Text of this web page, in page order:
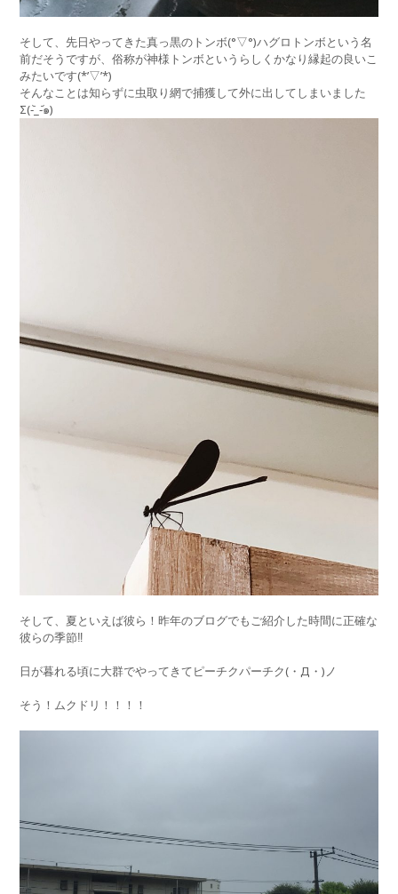
そして、先日やってきた真っ黒のトンボ(°▽°)ハグロトンボという名
前だそうですが、俗称が神様トンボというらしくかなり縁起の良いこ
みたいです(*’▽’*)
そんなことは知らずに虫取り網で捕獲して外に出してしまいました
Σ(-᷅_-᷄๑)
そして、夏といえば彼ら！昨年のブログでもご紹介した時間に正確な
彼らの季節‼︎
日が暮れる頃に大群でやってきてピーチクパーチク(・Д・)ノ
そう！ムクドリ！！！！